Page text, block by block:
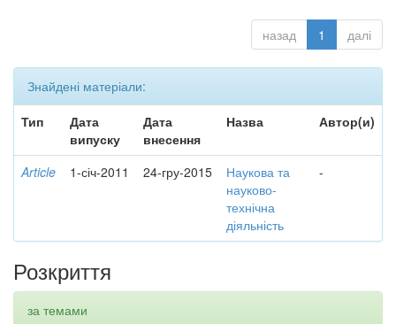
назад 1 далі
Знайдені матеріали:
Тип
Дата
випуску
Дата
внесення
Назва Автор(и)
Article 1-січ-2011 24-гру-2015
Наукова та
науково-
технічна
діяльність
-
Розкриття
за темами